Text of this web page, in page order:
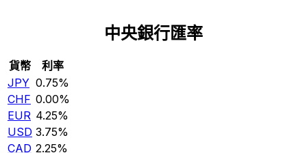
中央銀行匯率
貨幣
利率
JPY 0.75%
CHF 0.00%
EUR 4.25%
USD 3.75%
CAD 2.25%